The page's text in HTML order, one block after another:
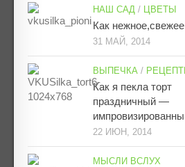
НАШ САД / ЦВЕТЫ
Как
31 МАЙ, 2014
ВЫПЕЧКА /
Как я пекла торт
праздничный —
22 ИЮН, 2014
МЫСЛИ ВСЛУХ